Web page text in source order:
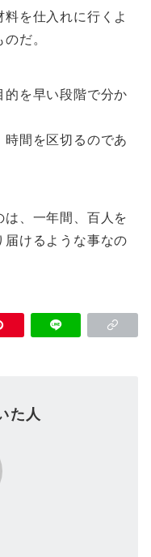
を仕入れに行くよ
だ。
を早い段階で分か
間を区切るのであ
、一年間、百人を
けるような事なの
た人